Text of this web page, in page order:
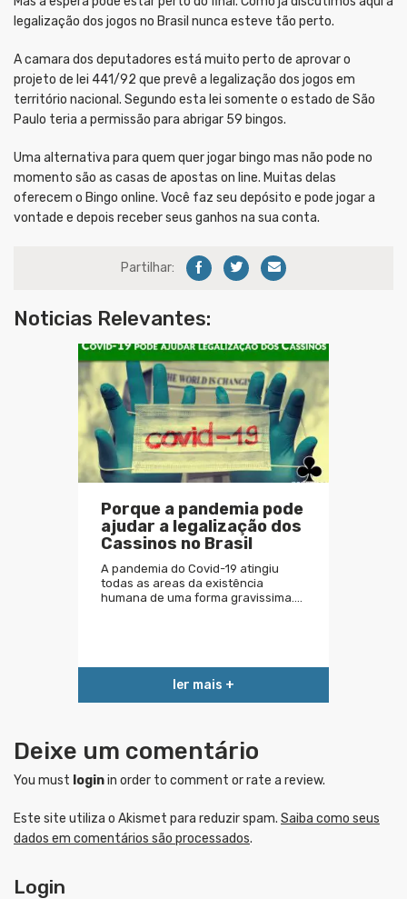
legalização dos jogos no Brasil nunca esteve tão perto.
A camara dos deputadores está muito perto de aprovar o
projeto de lei 441/92 que prevê a legalização dos jogos em
território nacional. Segundo esta lei somente o estado de São
Paulo teria a permissão para abrigar 59 bingos.
Uma alternativa para quem quer jogar bingo mas não pode no
momento são as casas de apostas on line. Muitas delas
oferecem o Bingo online. Você faz seu depósito e pode jogar a
vontade e depois receber seus ganhos na sua conta.
Partilhar:
Noticias Relevantes:
Porque a pandemia pode
ajudar a legalização dos
Cassinos no Brasil
A pandemia do Covid-19 atingiu
todas as areas da existência
humana de uma forma gravissima.…
ler mais +
Deixe um comentário
You must loginin order to comment or rate a review.
Este site utiliza o Akismet para reduzir spam. Saiba como seus
dados em comentários são processados.
Login